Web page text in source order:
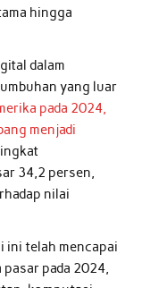
hingga
dalam
yang luar
pada 2024,
menjadi
34,2 persen,
nilai
ini telah mencapai
pada 2024,